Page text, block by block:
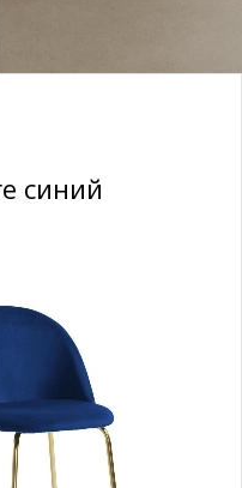
синий